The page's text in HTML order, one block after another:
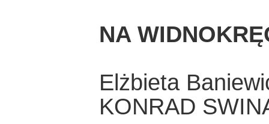
NA
Elżbieta
KONRAD